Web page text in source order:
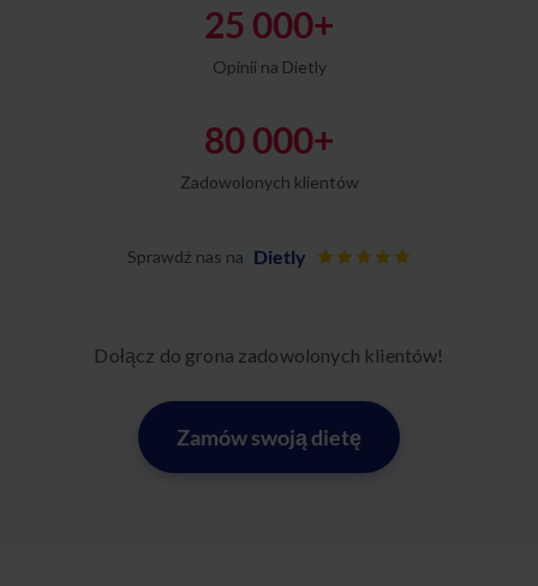
25 000+
Opinii na Dietly
80 000+
Zadowolonych klientów
Sprawdź nas na Dietly
Dołącz do grona zadowolonych klientów!
Zamów swoją dietę